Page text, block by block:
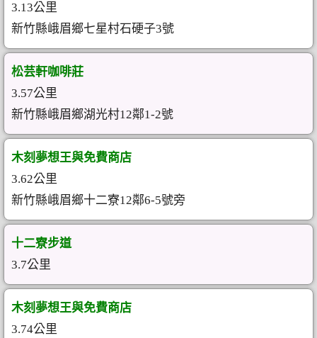
3.13公里
新竹縣峨眉鄉七星村石硬子3號
松芸軒咖啡莊
3.57公里
新竹縣峨眉鄉湖光村12鄰1-2號
木刻夢想王與免費商店
3.62公里
新竹縣峨眉鄉十二寮12鄰6-5號旁
十二寮步道
3.7公里
木刻夢想王與免費商店
3.74公里